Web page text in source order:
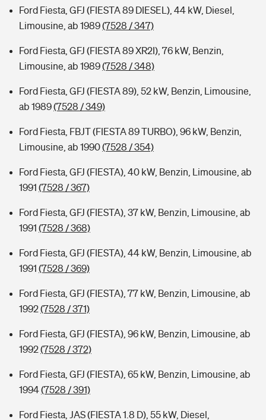
Ford Fiesta, GFJ (FIESTA 89 DIESEL), 44 kW, Diesel,
Limousine, ab 1989(7528 / 347)
Ford Fiesta, GFJ (FIESTA 89 XR2I), 76 kW, Benzin,
Limousine, ab 1989(7528 / 348)
Ford Fiesta, GFJ (FIESTA 89), 52 kW, Benzin, Limousine,
ab 1989(7528 / 349)
Ford Fiesta, FBJT (FIESTA 89 TURBO), 96 kW, Benzin,
Limousine, ab 1990(7528 / 354)
Ford Fiesta, GFJ (FIESTA), 40 kW, Benzin, Limousine, ab
1991 (7528 / 367)
Ford Fiesta, GFJ (FIESTA), 37 kW, Benzin, Limousine, ab
1991 (7528 / 368)
Ford Fiesta, GFJ (FIESTA), 44 kW, Benzin, Limousine, ab
1991 (7528 / 369)
Ford Fiesta, GFJ (FIESTA), 77 kW, Benzin, Limousine, ab
1992(7528 / 371)
Ford Fiesta, GFJ (FIESTA), 96 kW, Benzin, Limousine, ab
1992(7528 / 372)
Ford Fiesta, GFJ (FIESTA), 65 kW, Benzin, Limousine, ab
1994(7528 / 391)
Ford Fiesta, JAS (FIESTA 1.8 D), 55 kW, Diesel,